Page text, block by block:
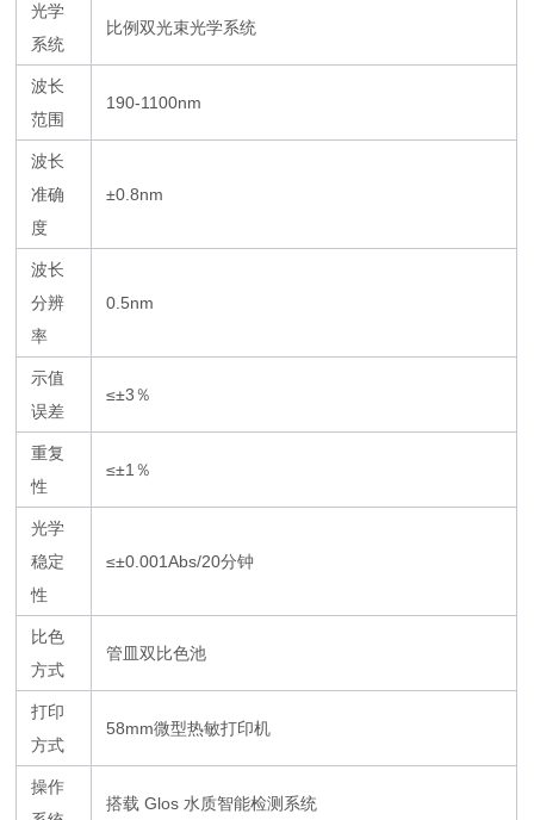
光学
系统
比例双光束光学系统
波长
范围
190-1100nm
波长
准确
度
±0.8nm
波长
分辨
率
0.5nm
示值
误差
≤±3％
重复
性
≤±1％
光学
稳定
性
≤±0.001Abs/20分钟
比色
方式
管皿双比色池
打印
方式
58mm微型热敏打印机
操作
搭载 Glos 水质智能检测系统